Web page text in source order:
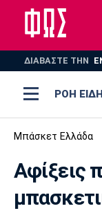
ΔΙΑΒΑΣΤΕ THN
ΡΟΗ
ΒΟΛΕΪ
Ποδόσφαιρο
Super
Super
Μπάσκετ
Ελλάδα
Ολυμπιακοί
Μπάσκετ Ελλάδα
Αφίξεις